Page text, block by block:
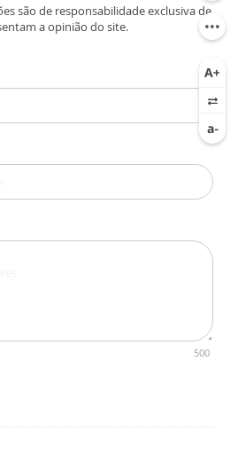
são de responsabilidade exclusiva de
a opinião do site.
500